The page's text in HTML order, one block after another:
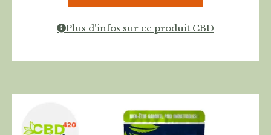
Plus d'infos sur ce produit CBD